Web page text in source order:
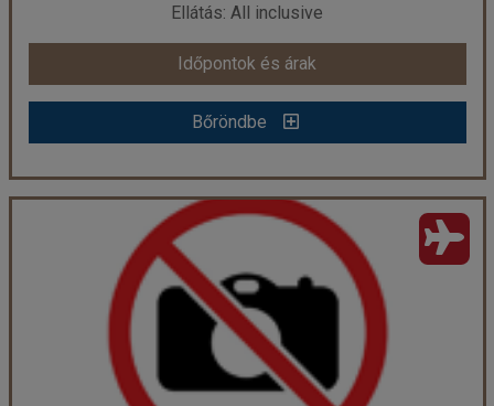
Időpontok és árak
Bőröndbe
Ellátás: All inclusive
Időpontok és árak
Bőröndbe
Regency Plaza Aqua Park and Spa *****, Egyiptom
Ország:Egyiptom
Város:Sharm El Sheikh
Utazás módja:Repülővel
Ellátás:
All inclusive
Szálláskategória: Hotel *****
Szobatípus:
Kétágyas standard szoba
Időtartam:7 éj